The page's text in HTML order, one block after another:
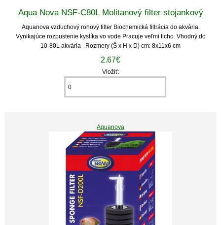
Aqua Nova NSF-C80L Molitanový filter stojankový
Aquanova vzduchový rohový filter Biochemická filtrácia do akvária.
Vynikajúce rozpustenie kyslíka vo vode Pracuje veľmi ticho. Vhodný do
10-80L akvária Rozmery (Š x H x D) cm: 8x11x6 cm
2.67€
Vložiť:
Aquanova